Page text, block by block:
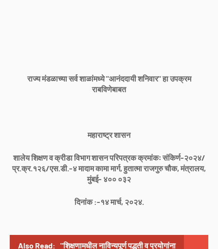
राज्य मंडळाच्या सर्व शाळांमध्ये "आनंददायी शनिवार" हा उपक्रम
राबविणेबाबत
महाराष्ट्र शासन
शालेय शिक्षण व क्रीडा विभाग शासन परिपत्रक क्रमांकः संकिर्ण-२०२४/
प्र.क्र.१२६/एस.डी.-४ मादाम कामा मार्ग, हुतात्मा राजगुरु चौक, मंत्रालय,
मुंबई- ४०० ०३२
दिनांक :-१४ मार्च, २०२४.
Also Read: "शिक्षणामधील नाविन्यपूर्ण पद्धती व प्रयोगांना